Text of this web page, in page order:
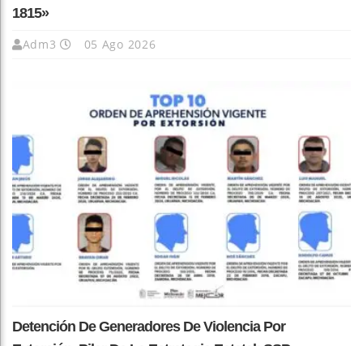
1815»
Adm3 05 Ago 2026
Detención De Generadores De Violencia Por